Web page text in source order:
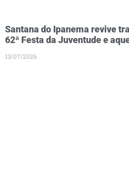
Santana do Ipanema revive
62ª Festa da Juventude e
13/07/2026